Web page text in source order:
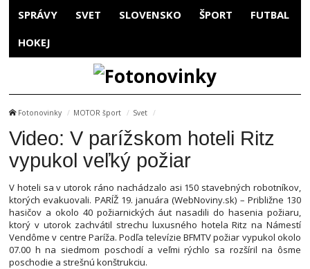
SPRÁVY SVET SLOVENSKO ŠPORT FUTBAL
HOKEJ
Fotonovinky MOTOR šport Svet
Video: V parížskom hoteli Ritz
vypukol veľký požiar
V hoteli sa v utorok ráno nachádzalo asi 150 stavebných robotníkov,
ktorých evakuovali. PARÍŽ 19. januára (WebNoviny.sk) – Približne 130
hasičov a okolo 40 požiarnických áut nasadili do hasenia požiaru,
ktorý v utorok zachvátil strechu luxusného hotela Ritz na Námestí
Vendôme v centre Paríža. Podľa televízie BFMTV požiar vypukol okolo
07.00 h na siedmom poschodí a veľmi rýchlo sa rozšíril na ôsme
poschodie a strešnú konštrukciu.